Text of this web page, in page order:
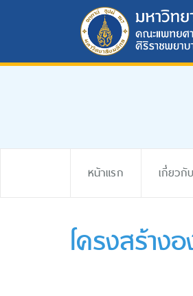
หน้าแรก เกี่ยวกั
โครงสร้าง